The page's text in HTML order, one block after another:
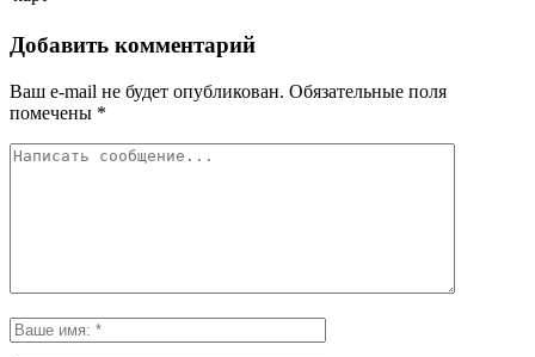
Добавить комментарий
Ваш e-mail не будет опубликован. Обязательные поля
помечены *